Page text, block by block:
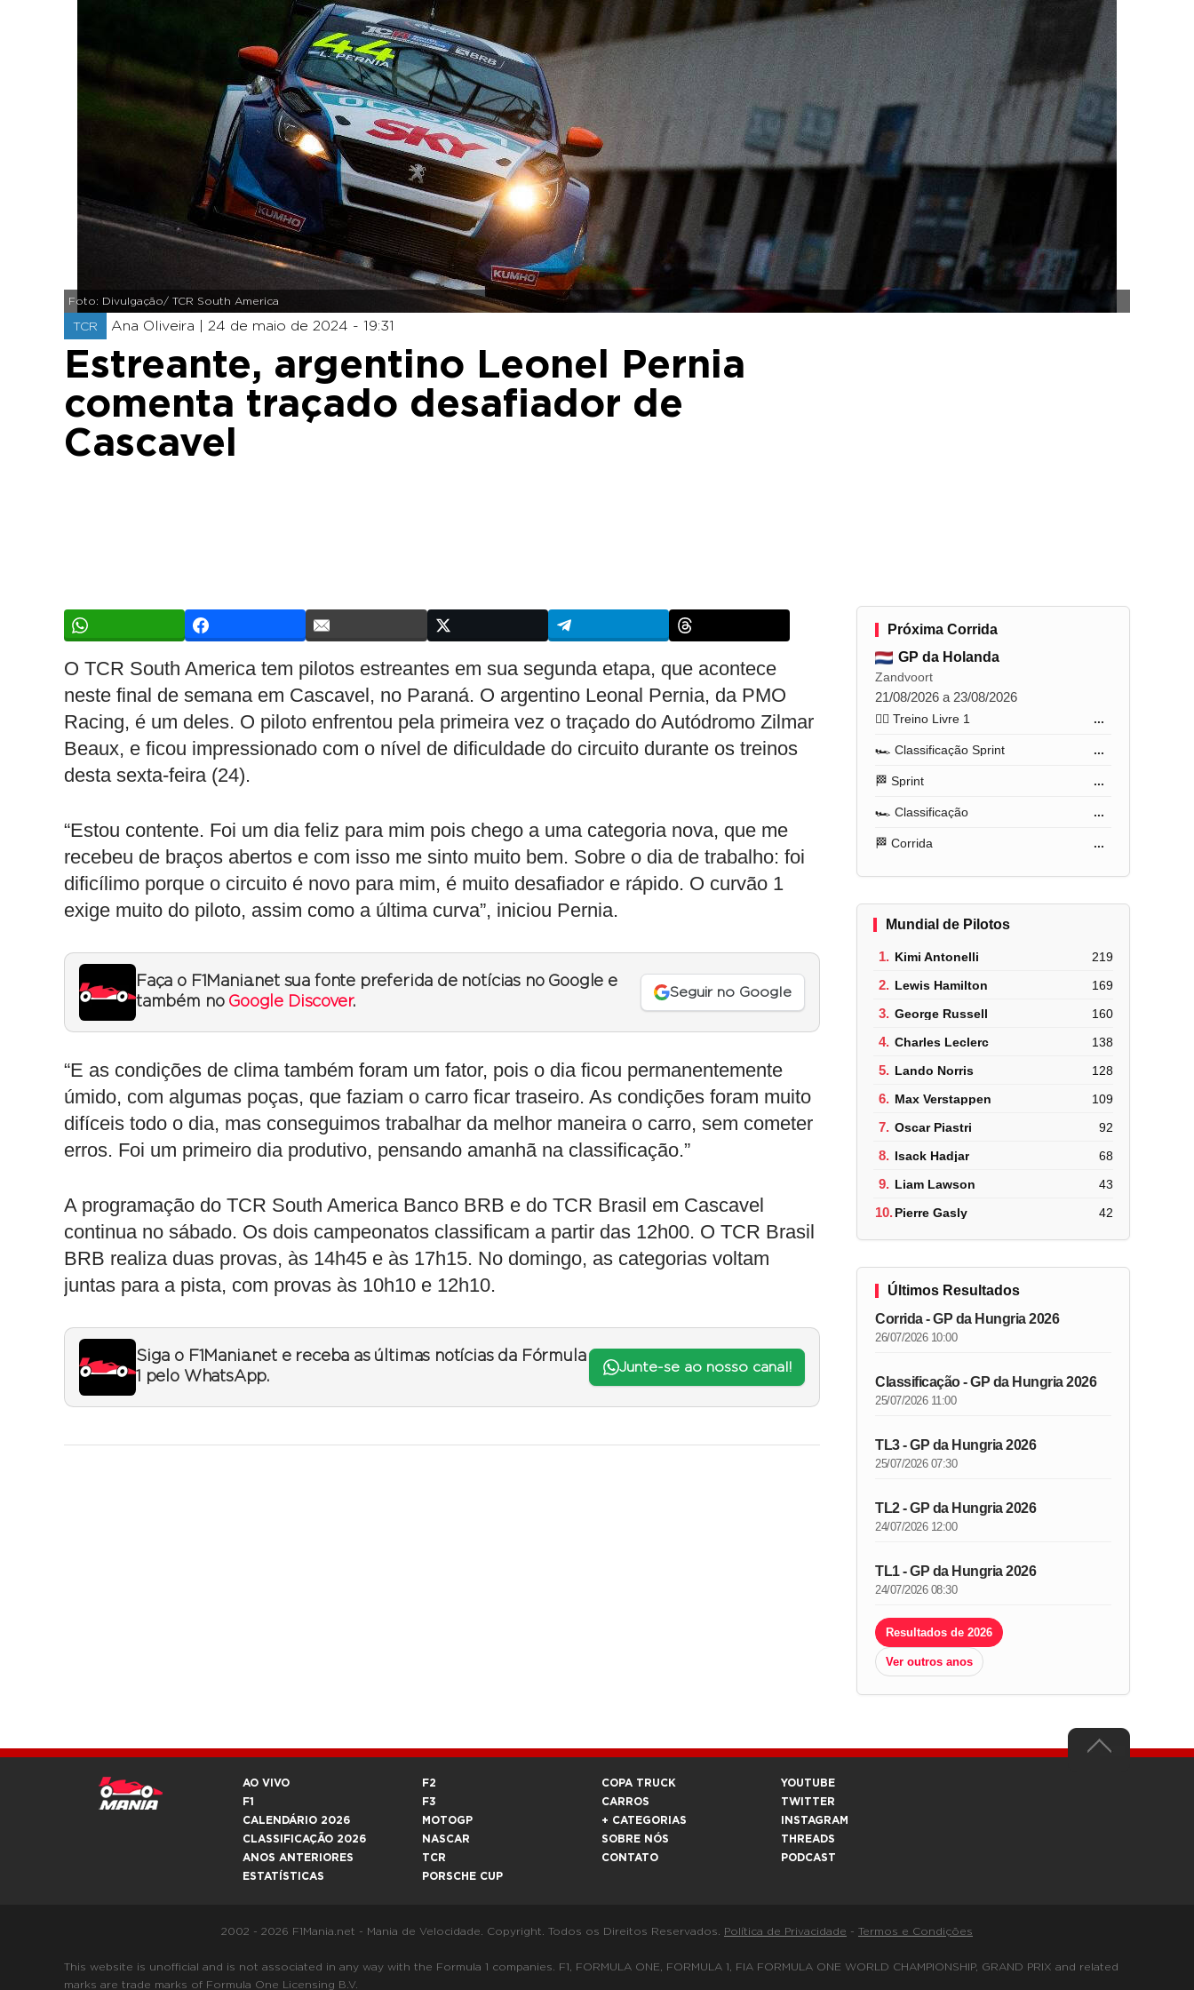
Foto: Divulgação/ TCR South America
TCR Ana Oliveira | 24 de maio de 2024 - 19:31
Estreante, argentino Leonel Pernia
comenta traçado desafiador de
Cascavel
O TCR South America tem pilotos estreantes em sua segunda etapa, que acontece
neste final de semana em Cascavel, no Paraná. O argentino Leonal Pernia, da PMO
Racing, é um deles. O piloto enfrentou pela primeira vez o traçado do Autódromo Zilmar
Beaux, e ficou impressionado com o nível de dificuldade do circuito durante os treinos
desta sexta-feira (24).
“Estou contente. Foi um dia feliz para mim pois chego a uma categoria nova, que me
recebeu de braços abertos e com isso me sinto muito bem. Sobre o dia de trabalho: foi
dificílimo porque o circuito é novo para mim, é muito desafiador e rápido. O curvão 1
exige muito do piloto, assim como a última curva”, iniciou Pernia.
Faça o F1Mania.net sua fonte preferida de notícias no Google e
também no Google Discover.
Seguir no Google
“E as condições de clima também foram um fator, pois o dia ficou permanentemente
úmido, com algumas poças, que faziam o carro ficar traseiro. As condições foram muito
difíceis todo o dia, mas conseguimos trabalhar da melhor maneira o carro, sem cometer
erros. Foi um primeiro dia produtivo, pensando amanhã na classificação.”
A programação do TCR South America Banco BRB e do TCR Brasil em Cascavel
continua no sábado. Os dois campeonatos classificam a partir das 12h00. O TCR Brasil
BRB realiza duas provas, às 14h45 e às 17h15. No domingo, as categorias voltam
juntas para a pista, com provas às 10h10 e 12h10.
Siga o F1Mania.net e receba as últimas notícias da Fórmula
1 pelo WhatsApp.
Junte-se ao nosso canal!
Próxima Corrida
GP da Holanda
Zandvoort
21/08/2026 a 23/08/2026
🏋️‍♂️ Treino Livre 1 ...
🏎️ Classificação Sprint ...
🏁 Sprint ...
🏎️ Classificação ...
🏁 Corrida ...
Mundial de Pilotos
1. Kimi Antonelli 219
2. Lewis Hamilton 169
3. George Russell 160
4. Charles Leclerc 138
5. Lando Norris 128
6. Max Verstappen 109
7. Oscar Piastri 92
8. Isack Hadjar 68
9. Liam Lawson 43
10.Pierre Gasly 42
Últimos Resultados
Corrida - GP da Hungria 2026
26/07/2026 10:00
Classificação - GP da Hungria 2026
25/07/2026 11:00
TL3 - GP da Hungria 2026
25/07/2026 07:30
TL2 - GP da Hungria 2026
24/07/2026 12:00
TL1 - GP da Hungria 2026
24/07/2026 08:30
Resultados de 2026
Ver outros anos
AO VIVO
F1
CALENDÁRIO 2026
CLASSIFICAÇÃO 2026
ANOS ANTERIORES
ESTATÍSTICAS
F2
F3
MOTOGP
NASCAR
TCR
PORSCHE CUP
COPA TRUCK
CARROS
+ CATEGORIAS
SOBRE NÓS
CONTATO
YOUTUBE
TWITTER
INSTAGRAM
THREADS
PODCAST
2002 - 2026 F1Mania.net - Mania de Velocidade. Copyright. Todos os Direitos Reservados. Política de Privacidade - Termos e Condições
This website is unofficial and is not associated in any way with the Formula 1 companies. F1, FORMULA ONE, FORMULA 1, FIA FORMULA ONE WORLD CHAMPIONSHIP, GRAND PRIX and related
marks are trade marks of Formula One Licensing B.V.